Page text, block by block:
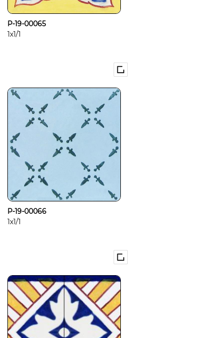
P-19-00065
1x1/1
P-19-00066
1x1/1